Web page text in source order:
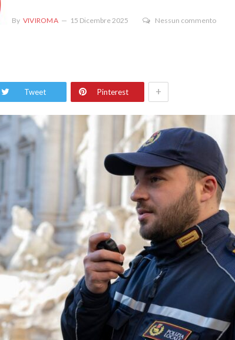
By VIVIROMA 15 Dicembre 2025 Nessun commento
Tweet Pinterest +